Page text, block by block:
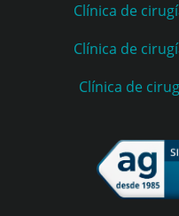
Clínica de
Clínica de
Clínica de